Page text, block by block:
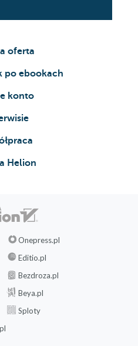
oferta
po ebookach
konto
Helion
Onepress.pl
Editio.pl
Bezdroza.pl
Beya.pl
Sploty